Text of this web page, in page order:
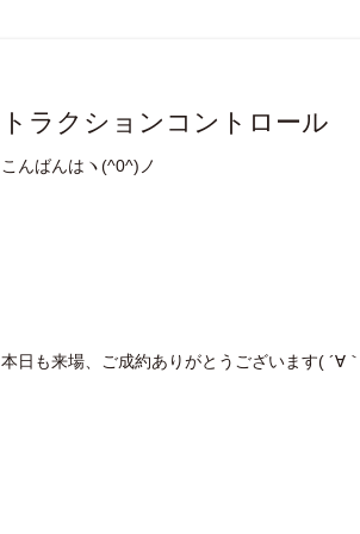
トラクションコントロール
こんばんはヽ(^0^)ノ
本日も来場、ご成約ありがとうございます( ´∀